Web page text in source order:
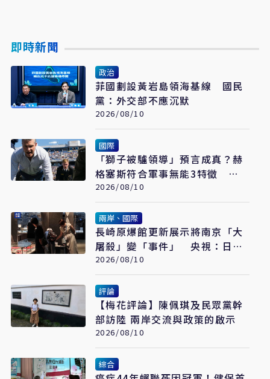
即時新聞
政治
菲國劃設黃岩島領海基線 國民
黨：外交部不應沉默
2026/08/10
國際
「獅子被驢領導」預言成真？赫
格塞斯符合軍事無能3特徵
《軍事無能心理學》半世紀後受
矚目
2026/08/10
兩岸、國際
長崎原爆館更新展示將南京「大
屠殺」變「事件」 央視：日本
又在偷改歷史
2026/08/10
評論
【梅花評論】陳佩琪及民眾黨幹
部訪陸 兩岸交流與政策的啟示
2026/08/10
綜合